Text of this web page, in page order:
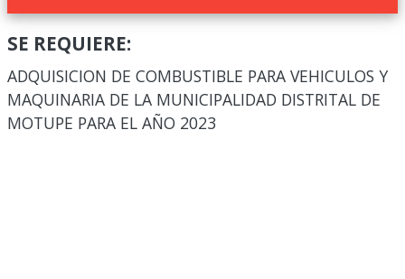
SE REQUIERE:
ADQUISICION DE COMBUSTIBLE PARA VEHICULOS Y
MAQUINARIA DE LA MUNICIPALIDAD DISTRITAL DE
MOTUPE PARA EL AÑO 2023